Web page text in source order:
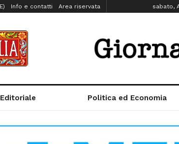
Info e contatti Area riservata sabato,
Editoriale Politica ed Economia